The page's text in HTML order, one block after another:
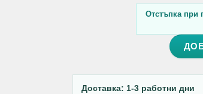
Отстъпка при
Доставка: 1-3 работни дни